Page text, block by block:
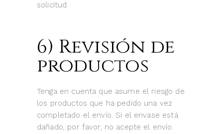
solicitud.
6) Revisión de
productos
Tenga en cuenta que asume el riesgo de
los productos que ha pedido una vez
completado el envío. Si el envase está
dañado, por favor, no acepte el envío.